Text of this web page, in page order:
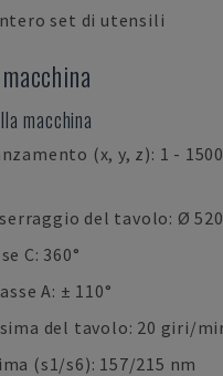
set di utensili
macchina
(x, y, z): 1 -
del tavolo: Ø
C: 360°
A: ± 110°
del tavolo: 20 giri/
(s1/s6): 157/215 nm